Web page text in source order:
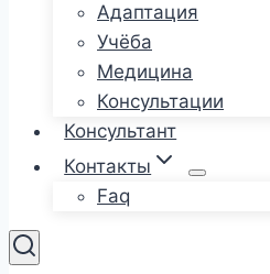
Адаптация
Учёба
Медицина
Консультации
Консультант
Контакты
Faq